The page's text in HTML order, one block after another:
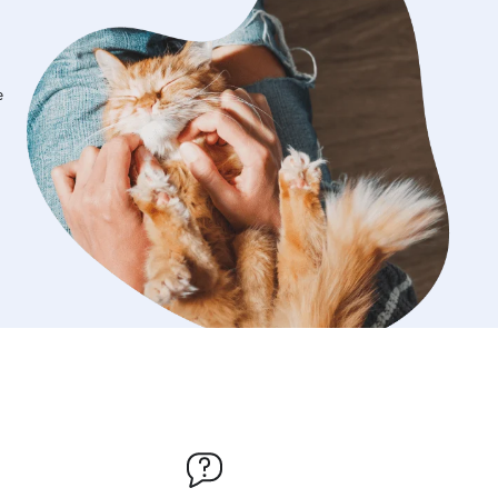
de la hora de salida. • Para
casa del dueño, paseos o visitas a
respetarán los horarios acordados
• El propietario debe informar con
necesidades especiales,
alimentación, medicación o
de salud del animal. •
servicio se garantizará el bienestar,
cuidado responsable de la mascota,
las indicaciones
por el dueño. • El propietario
todo lo necesario para el
la mascota (comida, medicación,
mantener al perro cómodo y